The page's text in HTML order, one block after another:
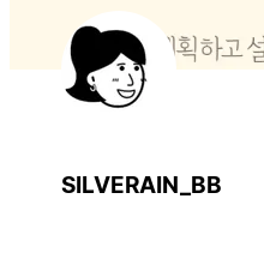
SILVERAIN_BB